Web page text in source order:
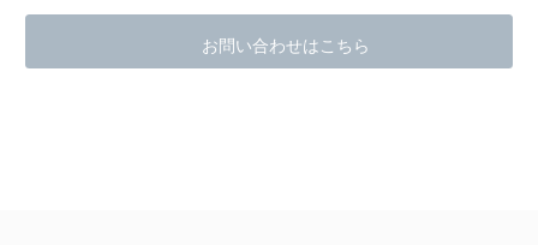
お問い合わせはこちら